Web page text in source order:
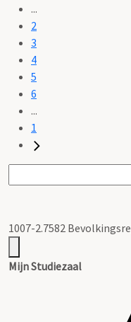
...
2
3
4
5
6
...
1
1007-2.7582
Mijn Studiezaal